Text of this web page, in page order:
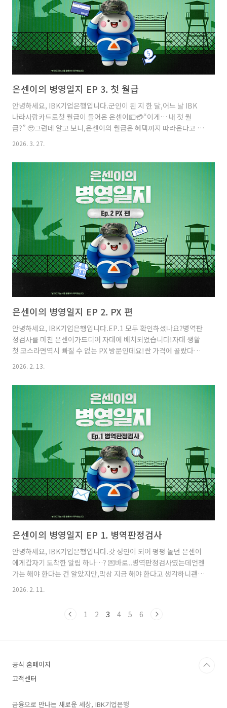
은센이의 병영일지 EP 3. 첫 월급
안녕하세요, IBK기업은행입니다.군인이 된 지 한 달,어느 날 IBK
나라사랑카드로첫 월급이 들어온 은센이💵💳“이게… 내 첫 월
급?” 🥹그런데 알고 보니,은센이의 월급은 혜택까지 따라온다고 하
받는 현역 병사라면,단순히 월급을 받는 것에서 끝나지 않습니
다!IBK나라사랑카드는군 생활에 필요한 다양한 혜택까지함께 챙
길 수 있는 카드입니다.✨IBK로 군 급여받는현역 병사를 위한 혜택
✨✔ 네이버멤버십 구독료 100% 청구할인→ IBK나라사랑카드로
결제 시월 최대 4,900원까지 전액 할인✔ 국내 공항 라운지 무료 이
용권→ 더라운지(The Lounge) 앱 등록 후연 1회 무료 이용 ..
2026. 3. 27.
은센이의 병영일지 EP 2. PX 편
안녕하세요, IBK기업은행입니다.EP.1 모두 확인하셨나요?병역판
정검사를 마친 은센이가드디어 자대에 배치되었습니다!자대 생활
첫 코스라면역시 빠질 수 없는 PX 방문인데요!싼 가격에 골랐다고
생각했는데결제 금액을 보는 순간,은센이 눈이 동그래졌습니다😲
연 “이것”은 무엇일까요?아래 에피소드를 통해 확인해 보세요!은
센이의 병영일지 EP 2. PX 편IBK나라사랑카드 하나면 💳PX에서
도 든든하게!✔ 카드 전월 이용실적이 없어도✔ 최대 50% 청구 할
인! (20만 원 이상 결제 시 / PX·해군마트 포함)먹을 것도, 생활용
품도할인 받아 더 든든하게 챙길 수 있습니다.IBK나라사랑카드로
군 생활 속 필수 혜택까지 꼼꼼하게 챙겨보세요!IBK나라사랑카드..
2026. 2. 13.
은센이의 병영일지 EP 1. 병역판정검사
안녕하세요, IBK기업은행입니다.갓 성인이 되어 펑펑 놀던 은센이
에게갑자기 도착한 알림 하나…? 💌바로..병역판정검사였는데언젠
가는 해야 한다는 건 알았지만,막상 지금 해야 한다고 생각하니괜히
복잡해 보이고 어려울 것 같아겁이 났던 은센이🥹그런데 은센이는
지 EP 1. 병역판정검사군인에게 필요한 서비스를 모아놓은IBK군
역 병무청 선택 (집·학교·직장 주소지 등)✔ 검사 가능한 날짜 확인
후 간편..
2026. 2. 11.
1 2 3 4 5 6
공식 홈페이지
고객센터
금융으로 만나는 새로운 세상, IBK기업은행